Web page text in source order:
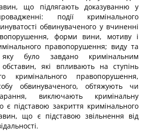
що підлягають доказуванню у
події кримінального
обвинуваченого у вчиненні
форми вини, мотиву і
правопорушення; виду та
було завдано кримінальним
які впливають на ступінь
кримінального правопорушення,
обвинуваченого, обтяжують чи
виключають кримінальну
є підставою закриття кримінального
що є підставою звільнення від